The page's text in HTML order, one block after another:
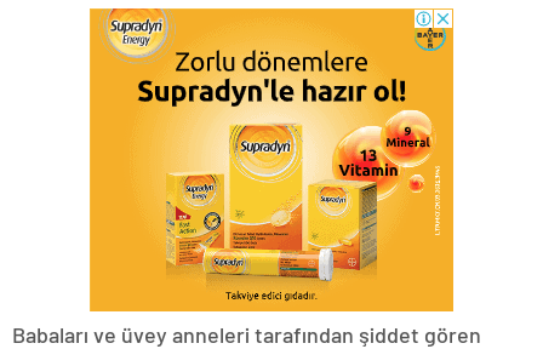
Babaları ve üvey anneleri tarafından şiddet gören